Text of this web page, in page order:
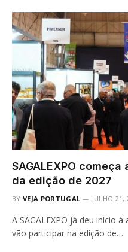
SAGALEXPO
da edição de 2027
BY VEJA PORTUGAL JULHO 21,
A SAGALEXPO já deu início
vão participar na edição de…